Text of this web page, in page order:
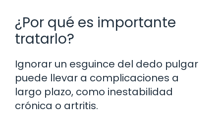
¿Por qué es importante
tratarlo?
Ignorar un esguince del dedo pulgar
puede llevar a complicaciones a
largo plazo, como inestabilidad
crónica o artritis.